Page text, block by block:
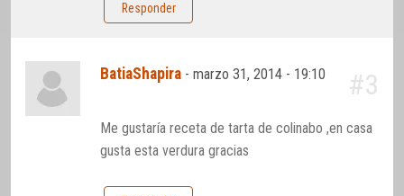
Responder
BatiaShapira -marzo 31, 2014 - 19:10 #3
Me gustaría receta de tarta de colinabo ,en casa
gusta esta verdura gracias